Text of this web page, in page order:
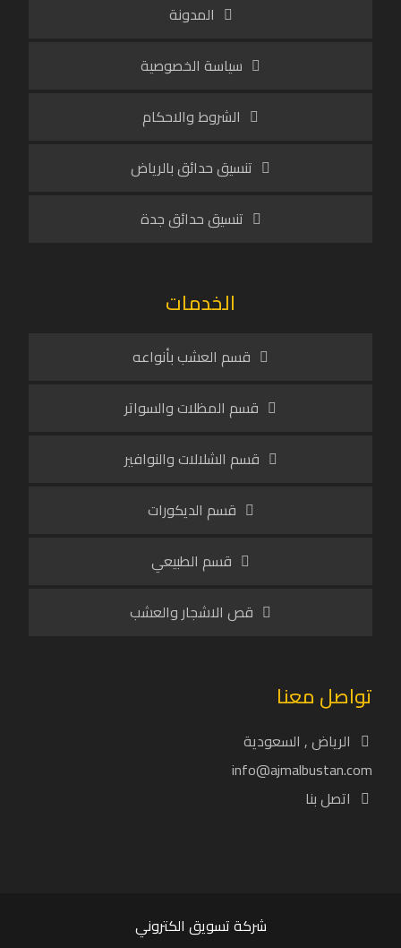
المدونة
سياسة الخصوصية
الشروط والاحكام
تنسيق حدائق بالرياض
تنسيق حدائق جدة
الخدمات
قسم العشب بأنواعه
قسم المظلات والسواتر
قسم الشلالات والنوافير
قسم الديكورات
قسم الطبيعي
قص الاشجار والعشب
تواصل معنا
الرياض , السعودية
info@ajmalbustan.com
اتصل بنا
شركة تسويق الكتروني